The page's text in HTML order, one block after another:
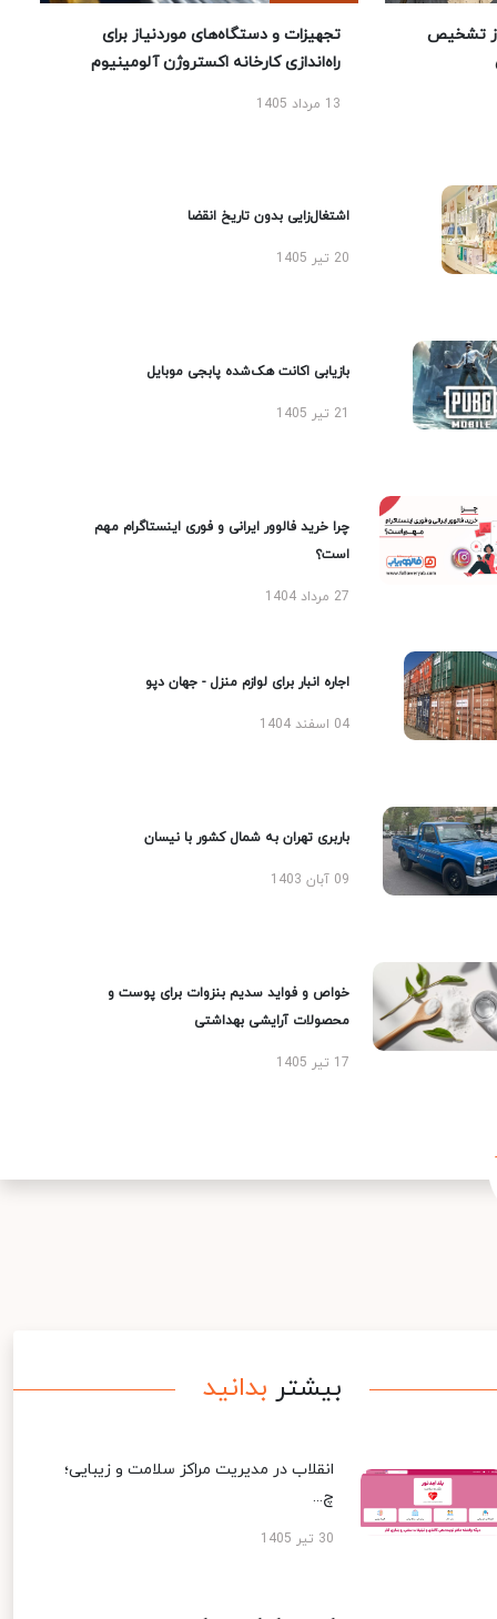
تشخیص
تجهیزات و دستگاه‌های موردنیاز برای
راه‌اندازی کارخانه اکستروژن آلومینیوم
13 مرداد 1405
اشتغال‌زایی بدون تاریخ انقضا
20 تیر 1405
بازیابی اکانت هک‌شده پابجی موبایل
چرا خرید فالوور ایرانی و فوری اینستاگرام مهم
است؟
27 مرداد 1404
اجاره انبار برای لوازم منزل - جهان دپو
04 اسفند 1404
باربری تهران به شمال کشور با نیسان
09 آبان 1403
خواص و فواید سدیم بنزوات برای پوست و
محصولات آرایشی بهداشتی
17 تیر 1405
بیشتر بدانید
انقلاب در مدیریت مراکز سلامت و زیبایی؛
چ...
30 تیر 1405